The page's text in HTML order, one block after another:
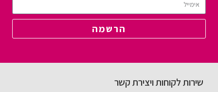
הרשמה
שירות לקוחות ויצירת קשר